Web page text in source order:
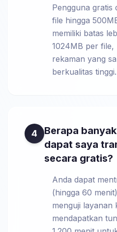
Pengguna gratis
file hingga
memiliki batas
1024MB per file,
rekaman yang
berkualitas tinggi.
4
Berapa
dapat saya
secara gratis?
Anda dapat
(hingga 60
menguji layanan
mendapatkan